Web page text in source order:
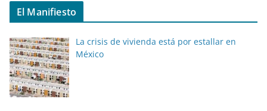
El Manifiesto
La crisis de vivienda está por estallar en
México